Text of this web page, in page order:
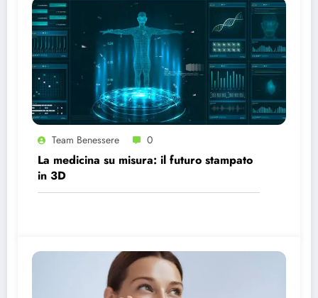
Team Benessere 0
La medicina su misura: il futuro stampato
in 3D